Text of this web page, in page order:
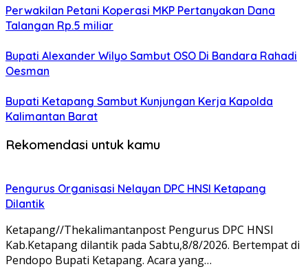
Perwakilan Petani Koperasi MKP Pertanyakan Dana
Talangan Rp.5 miliar
Bupati Alexander Wilyo Sambut OSO Di Bandara Rahadi
Oesman
Bupati Ketapang Sambut Kunjungan Kerja Kapolda
Kalimantan Barat
Rekomendasi untuk kamu
Pengurus Organisasi Nelayan DPC HNSI Ketapang
Dilantik
Ketapang//Thekalimantanpost Pengurus DPC HNSI
Kab.Ketapang dilantik pada Sabtu,8/8/2026. Bertempat di
Pendopo Bupati Ketapang. Acara yang…